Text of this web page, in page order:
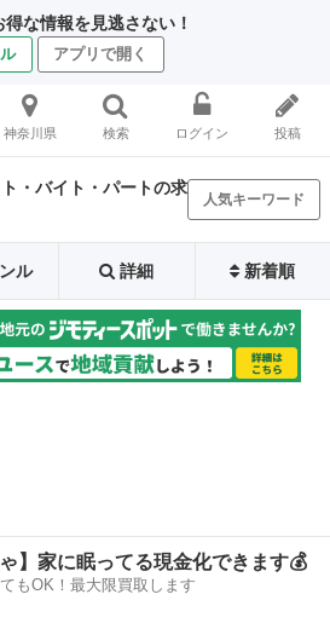
な情報を見逃さない！
アプリで開く
神奈川県 検索 ログイン 投稿
・バイト・パートの求
人気キーワード
ル 詳細 新着順
ゃ】家に眠ってる現金化できます💰
もOK！最大限買取します